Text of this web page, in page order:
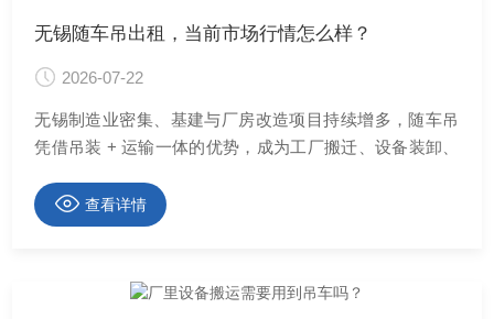
无锡随车吊出租，当前市场行情怎么样？
2026-07-22
无锡制造业密集、基建与厂房改造项目持续增多，随车吊
凭借吊装 + 运输一体的优势，成为工厂搬迁、设备装卸、
查看详情